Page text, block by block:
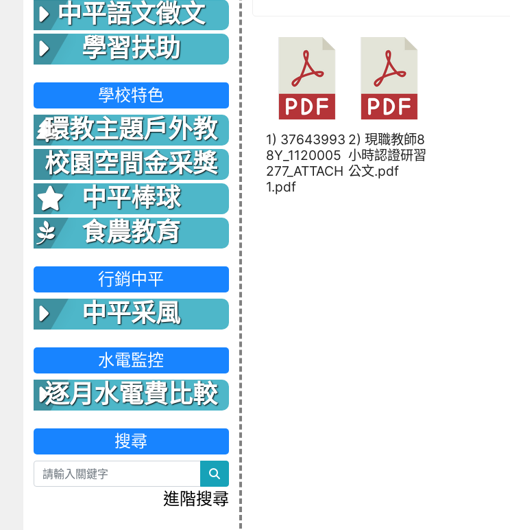
1) 37643993
8Y_1120005
277_ATTACH
1.pdf
2) 現職教師8
小時認證研習
公文.pdf
中平語文徵文
學習扶助
學校特色
環教主題戶外教
室
校園空間金采獎
中平棒球
食農教育
行銷中平
中平采風
水電監控
逐月水電費比較
表
搜尋
search
進階搜尋